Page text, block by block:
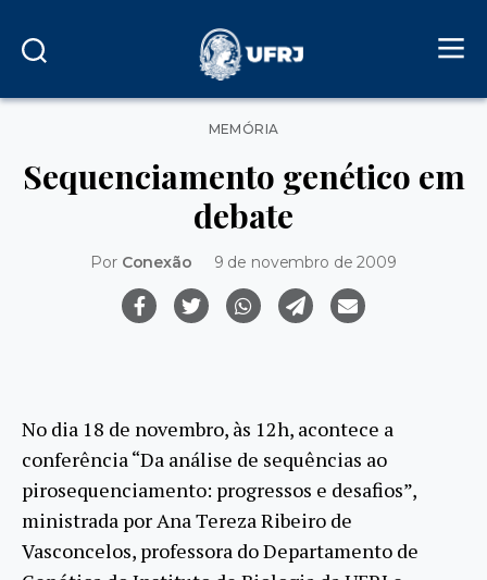
Categorias
MEMÓRIA
Sequenciamento genético em
debate
Por Conexão 9 de novembro de 2009
No dia 18 de novembro, às 12h, acontece a
conferência “Da análise de sequências ao
pirosequenciamento: progressos e desafios”,
ministrada por Ana Tereza Ribeiro de
Vasconcelos, professora do Departamento de